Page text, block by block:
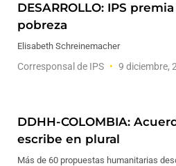
DESARROLLO: IPS
pobreza
Elisabeth Schreinemacher
Corresponsal de IPS 9 diciembre,
DDHH-COLOMBIA:
escribe en plural
Más de 60 propuestas humanitarias